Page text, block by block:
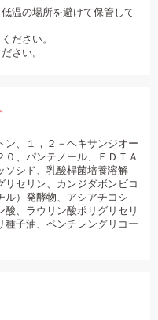
温の場所を避けて保管して
ださい。
さい。
、１，２－ヘキサンジオー
、パンテノール、ＥＤＴＡ
ソシド、乳酸桿菌培養溶解
セリン、カンジダボンビコ
ル）発酵物、アシアチコシ
酸、ラウリン酸ポリグリセリ
種子油、ペンチレングリコー